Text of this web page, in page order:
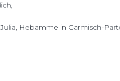
Hebamme in Garmisch-